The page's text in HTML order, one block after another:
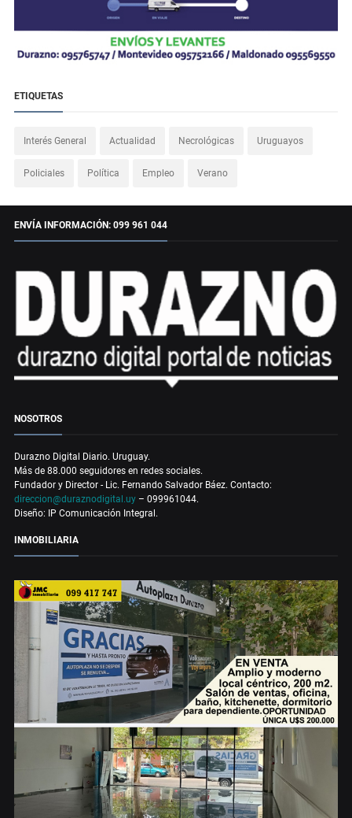
ETIQUETAS
Interés General Actualidad Necrológicas Uruguayos
Policiales Política Empleo Verano
ENVÍA INFORMACIÓN: 099 961 044
NOSOTROS
Durazno Digital Diario. Uruguay.
Más de 88.000 seguidores en redes sociales.
Fundador y Director - Lic. Fernando Salvador Báez. Contacto:
direccion@duraznodigital.uy – 099961044.
Diseño: IP Comunicación Integral.
INMOBILIARIA